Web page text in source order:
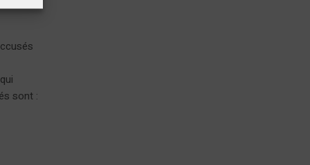
sont :